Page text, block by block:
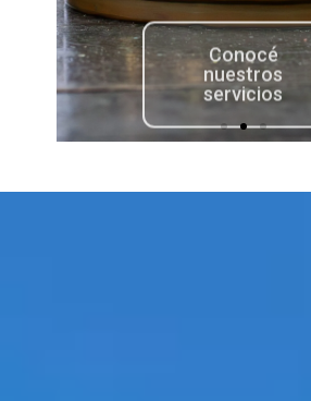
Conocé
nuestros
servicios